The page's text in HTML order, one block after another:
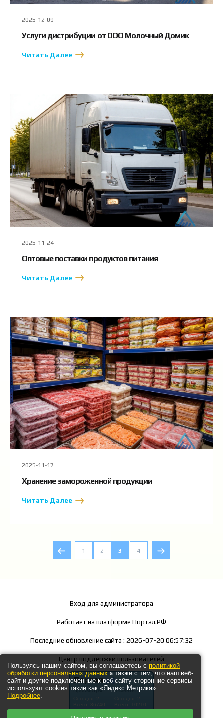
Пользуясь нашим сайтом, вы соглашаетесь с политикой
обработки персональных данныха также с тем, что наш веб-
сайт и другие подключенные к веб-сайту сторонние сервисы
используют cookies такие как «Яндекс Метрика».
Подробнее.
2025-12-09
Услуги дистрибуции от ООО Молочный Домик
Читать Далее
2025-11-24
Оптовые поставки продуктов питания
Читать Далее
2025-11-17
Хранение замороженной продукции
Читать Далее
1 2 3 4
Вход для администратора
Работает на платформе Портал.РФ
Последние обновление сайта : 2026-07-20 06:57:32
Центр поддержки пользователей